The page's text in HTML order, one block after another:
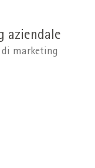
aziendale
marketing